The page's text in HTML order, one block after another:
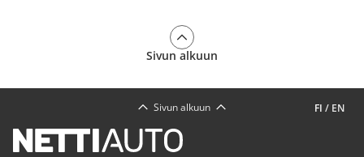
Sivun alkuun
FI / EN
Sivun alkuun